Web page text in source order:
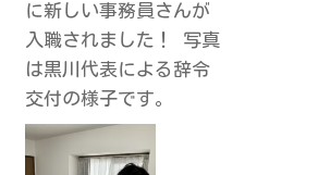
に新しい事務員さんが
入職されました！ 写真
は黒川代表による辞令
交付の様子です。